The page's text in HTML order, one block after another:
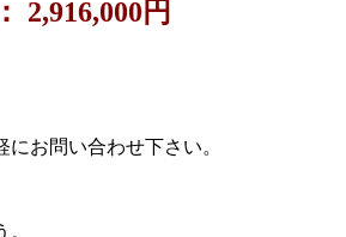
2,916,000円
お問い合わせ下さい。